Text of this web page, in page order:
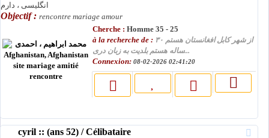
انگلیسی ، دارم
Objectif : rencontre mariage amour
Cherche : Homme 35 - 25
à la recherche de : از شهر کابل افغانستان هستم ۳۰
ساله هستم بلدیت به زبان دری...
Connexion: 08-02-2026 02:41:20
cyril :: (ans 52) / Célibataire